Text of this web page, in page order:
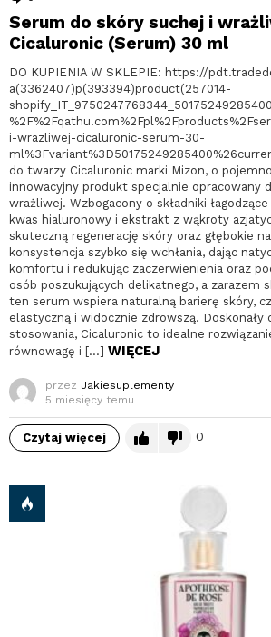
Serum do skóry suchej i
Cicaluronic (Serum) 30 ml
DO KUPIENIA W SKLEPIE: https://
a(3362407)p(393394)product(257014-
i-wrazliwej-cicaluronic-serum-30-
do twarzy Cicaluronic marki Mizon, o
innowacyjny produkt specjalnie opracowany
wrażliwej. Wzbogacony o składniki
kwas hialuronowy i ekstrakt z wąkroty
skuteczną regenerację skóry oraz głębokie
konsystencja szybko się wchłania, dając
komfortu i redukując zaczerwienienia oraz
osób poszukujących delikatnego, a zarazem
ten serum wspiera naturalną barierę skóry,
elastyczną i widocznie zdrowszą. Doskonały
stosowania, Cicaluronic to idealne
równowagę i […] WIĘCEJ
przez Jakiesuplementy
5 miesięcy temu
Czytaj więcej 0